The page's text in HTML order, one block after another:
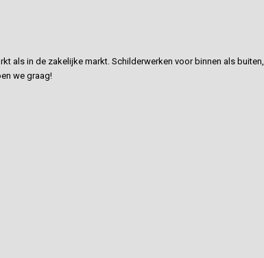
als in de zakelijke markt. Schilderwerken voor binnen als buiten,
we graag!